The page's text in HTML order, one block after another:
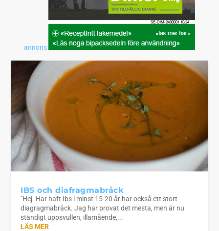
annons
IBS och diafragmabråck
"Hej. Har haft Ibs i minst 15-20 år har också ett stort
diagragmabråck. Jag har provat det mesta, men är nu
ständigt uppsvullen, illamående,...
LÄS MER